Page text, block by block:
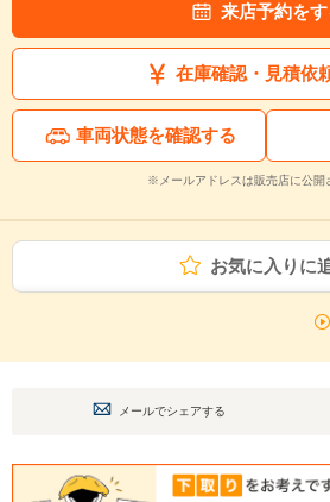
来店予約をす
在庫確認・見積依
車両状態を確認する
※メールアドレスは販売店に公開
お気に入りに
メールでシェアする